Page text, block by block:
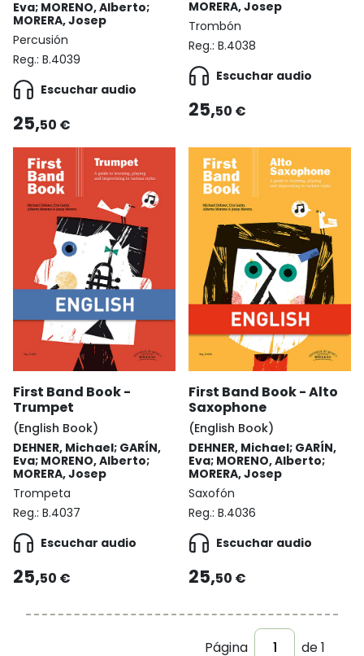
Eva; MORENO, Alberto;
MORERA, Josep
Percusión
Reg.: B.4039
Escuchar audio
25,50 €
MORERA, Josep
Trombón
Reg.: B.4038
Escuchar audio
25,50 €
First Band Book -
Trumpet
(English Book)
DEHNER, Michael; GARÍN,
Eva; MORENO, Alberto;
MORERA, Josep
Trompeta
Reg.: B.4037
Escuchar audio
25,50 €
First Band Book - Alto
Saxophone
(English Book)
DEHNER, Michael; GARÍN,
Eva; MORENO, Alberto;
MORERA, Josep
Saxofón
Reg.: B.4036
Escuchar audio
25,50 €
Página de 1